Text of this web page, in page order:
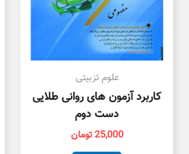
علوم تزبیتی
کاربرد آزمون های روانی طلایی
دست دوم
25,000تومان